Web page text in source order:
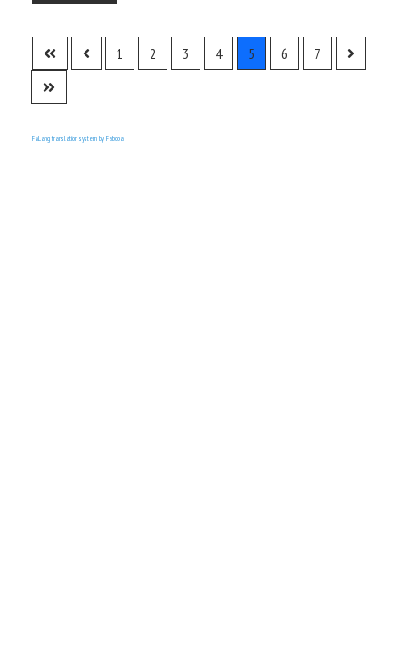
1 2 3 4 5 6 7
FaLang translation system by Faboba